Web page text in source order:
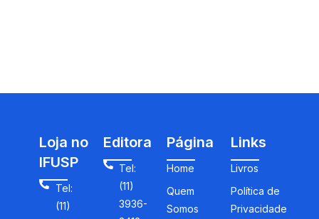
Loja no
IFUSP
Tel:
(11)
Editora
Tel:
(11)
3936-
Página
Home
Quem
Somos
Links
Livros
Política de
Privacidade